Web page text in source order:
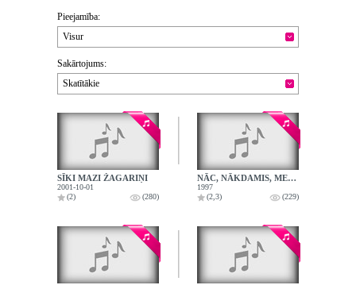
Pieejamība:
Visur
Sakārtojums:
Skatītākie
SĪKI MAZI ŽAGARIŅI
2001-10-01
(2)
(280)
NĀC, NĀKDAMIS, METENĪTI
1997
(2,3)
(229)